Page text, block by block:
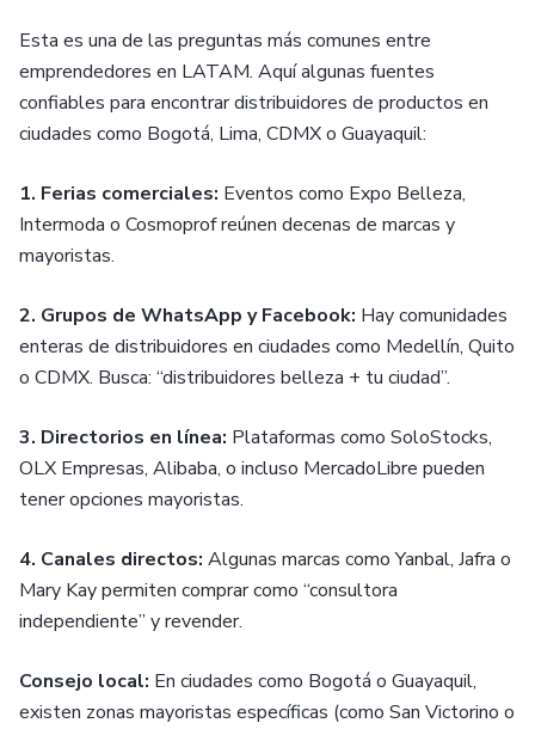
Esta es una de las preguntas más comunes entre
emprendedores en LATAM. Aquí algunas fuentes
confiables para encontrar distribuidores de productos en
ciudades como Bogotá, Lima, CDMX o Guayaquil:
1. Ferias comerciales: Eventos como Expo Belleza,
Intermoda o Cosmoprof reúnen decenas de marcas y
mayoristas.
2. Grupos de WhatsApp y Facebook: Hay comunidades
enteras de distribuidores en ciudades como Medellín, Quito
o CDMX. Busca: “distribuidores belleza + tu ciudad”.
3. Directorios en línea: Plataformas como SoloStocks,
OLX Empresas, Alibaba, o incluso MercadoLibre pueden
tener opciones mayoristas.
4. Canales directos: Algunas marcas como Yanbal, Jafra o
Mary Kay permiten comprar como “consultora
independiente” y revender.
Consejo local: En ciudades como Bogotá o Guayaquil,
existen zonas mayoristas específicas (como San Victorino o